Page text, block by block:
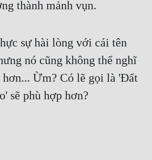
thành mảnh vụn.
sự hài lòng với cái tên
nó cũng không thể nghĩ
hơn... Ừm? Có lẽ gọi là 'Đất
sẽ phù hợp hơn?